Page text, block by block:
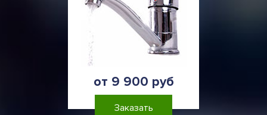
от 9 900 руб
Заказать